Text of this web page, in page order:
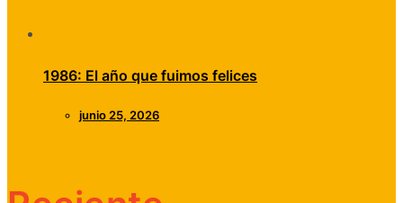
1986: El año que fuimos felices
junio 25, 2026